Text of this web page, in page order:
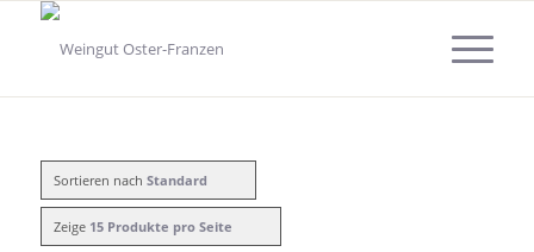
Sortieren nach Standard
Zeige 15 Produkte pro Seite